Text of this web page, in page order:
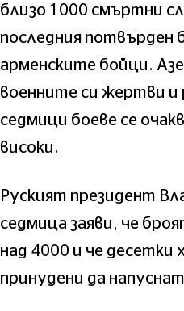
близо 1000 смъртни
последния потвърден
арменските бойци.
военните си жертви
седмици боеве се
високи.
Руският президент
седмица заяви, че
над 4000 и че десетки
принудени да